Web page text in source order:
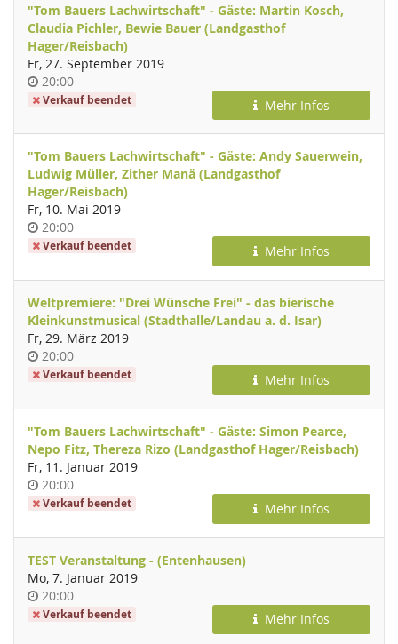
"Tom Bauers Lachwirtschaft" - Gäste: Martin Kosch,
Claudia Pichler, Bewie Bauer (Landgasthof
Hager/Reisbach)
Fr, 27. September 2019
Uhrzeit
20:00
Verkauf beendet Mehr Infos
"Tom Bauers Lachwirtschaft" - Gäste: Andy Sauerwein,
Ludwig Müller, Zither Manä (Landgasthof
Hager/Reisbach)
Fr, 10. Mai 2019
Uhrzeit
20:00
Verkauf beendet Mehr Infos
Weltpremiere: "Drei Wünsche Frei" - das bierische
Kleinkunstmusical (Stadthalle/Landau a. d. Isar)
Fr, 29. März 2019
Uhrzeit
20:00
Verkauf beendet Mehr Infos
"Tom Bauers Lachwirtschaft" - Gäste: Simon Pearce,
Nepo Fitz, Thereza Rizo (Landgasthof Hager/Reisbach)
Fr, 11. Januar 2019
Uhrzeit
20:00
Verkauf beendet Mehr Infos
TEST Veranstaltung - (Entenhausen)
Mo, 7. Januar 2019
Uhrzeit
20:00
Verkauf beendet Mehr Infos